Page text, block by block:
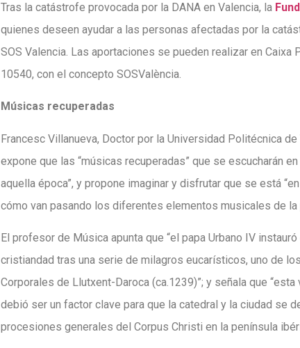
Tras la catástrofe provocada por la DANA en Valencia, la
quienes deseen ayudar a las personas afectadas por la
SOS Valencia. Las aportaciones se pueden realizar en
10540, con el concepto SOSValència.
Músicas recuperadas
Francesc Villanueva, Doctor por la Universidad Politécnica
expone que las “músicas recuperadas” que se escucharán
aquella época”, y propone imaginar y disfrutar que se está
cómo van pasando los diferentes elementos musicales de la
El profesor de Música apunta que “el papa Urbano IV
cristiandad tras una serie de milagros eucarísticos, uno de
Corporales de Llutxent-Daroca (ca.1239)”; y señala que
debió ser un factor clave para que la catedral y la ciudad se
procesiones generales del Corpus Christi en la península